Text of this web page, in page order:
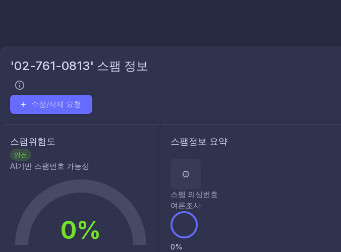
'02-761-0813' 스팸 정보
수정/삭제 요청
스팸위험도
안전
AI기반 스팸번호 가능성
0%
스팸정보 요약
스팸 의심번호
여론조사
0%